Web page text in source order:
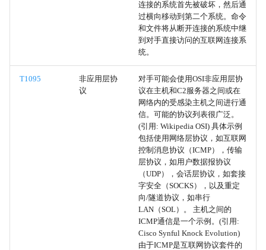
时间戳篡改
连接的系统首先被破坏，然后通
过横向移动到第二个系统。命令
和文件将从断开连接的系统中继
到对手直接访问的互联网连接系
统。
T1095
非应用层协
议
对手可能会使用OSI非应用层协
议在主机和C2服务器之间或在
网络内的受感染主机之间进行通
信。可能的协议列表很广泛。
(引用: Wikipedia OSI) 具体示例
包括使用网络层协议，如互联网
控制消息协议（ICMP），传输
层协议，如用户数据报协议
（UDP），会话层协议，如套接
字安全（SOCKS），以及重定
向/隧道协议，如串行
LAN（SOL）。 主机之间的
ICMP通信是一个示例。(引用:
Cisco Synful Knock Evolution)
由于ICMP是互联网协议套件的